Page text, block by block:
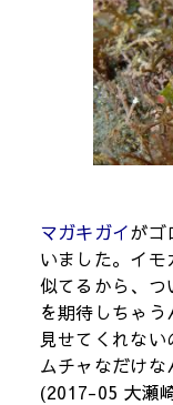
マガキガイがゴ
いました。イ
似てるから、つ
を期待しちゃ
見せてくれな
ムチャなだけ
(2017-05 大瀬